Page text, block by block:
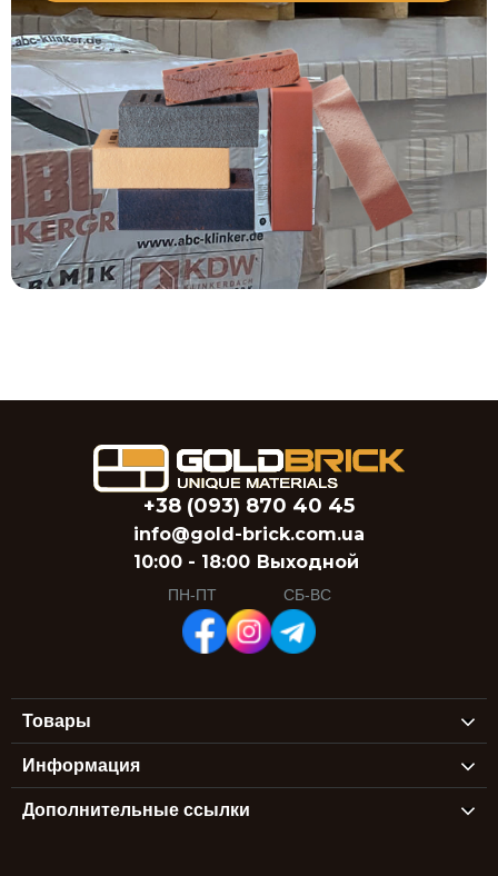
+38 (093) 870 40 45
info@gold-brick.com.ua
10:00 - 18:00
ПН-ПТ
Выходной
СБ-ВС
Товары
Информация
Дополнительные ссылки